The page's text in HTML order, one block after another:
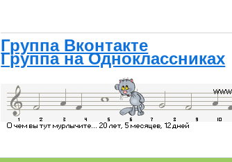
Группа Вконтакте
Группа на Одноклассниках